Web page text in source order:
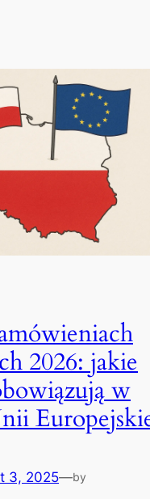
2026: jakie
w
3, 2025—by